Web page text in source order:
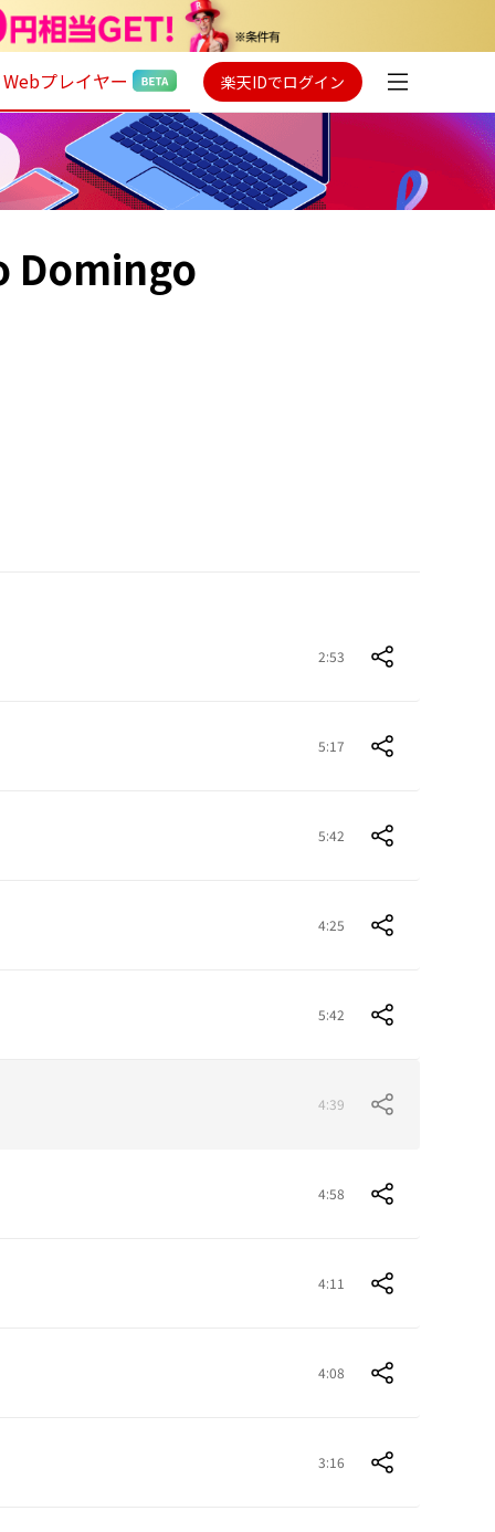
Webプレイヤー 楽天IDでログイン
Domingo
2:53
5:17
5:42
4:25
5:42
4:39
4:58
4:11
4:08
3:16